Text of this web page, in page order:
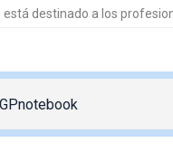
está destinado a los